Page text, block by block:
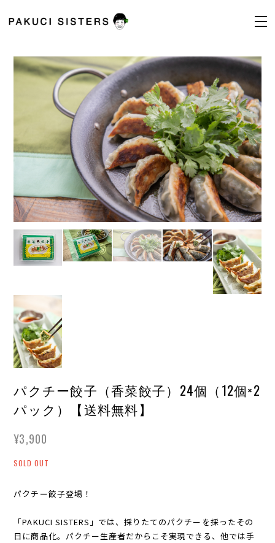
パクチー餃子（香菜餃子）24個（12個×2
パック）【送料無料】
¥3,900
SOLD OUT
パクチー餃子登場！
「PAKUCI SISTERS」では、採りたてのパクチーを採ったその
日に商品化。パクチー生産者だからこそ実現できる、他では手